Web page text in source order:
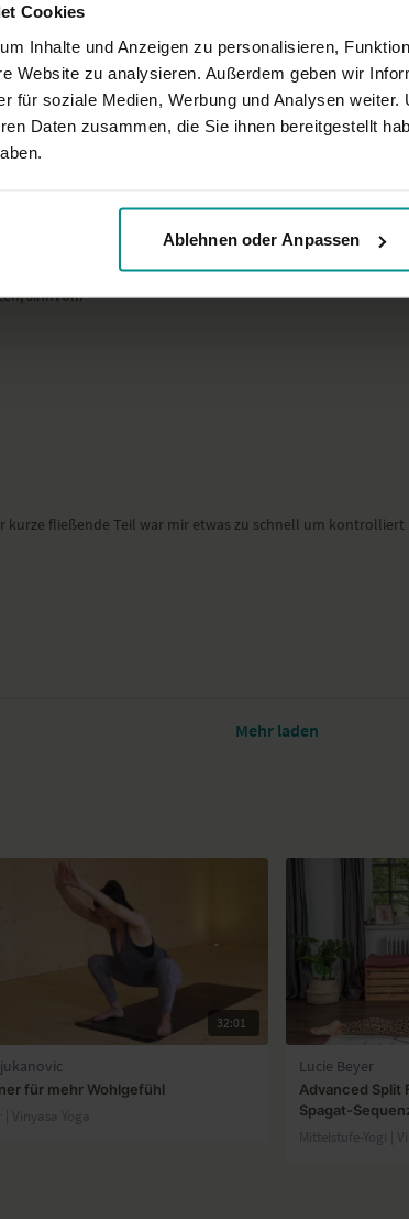
Cookies
Inhalte und Anzeigen zu personalisieren,
Website zu analysieren. Außerdem geben wir
für soziale Medien, Werbung und Analysen
Daten zusammen, die Sie ihnen bereitgestellt
Ablehnen oder Anpassen
da ist. ansonsten wohltuend
ich zu schnell angeleitet, um sicher in die Haltungen zu
sinnvoll.
kurze fließende Teil war mir etwas zu schnell um kontrolliert
Mehr laden
32:01
für mehr Wohlgefühl
| Vinyasa Yoga
Lucie Beyer
Advanced Split
Spagat-
Mittelstufe-Yogi |